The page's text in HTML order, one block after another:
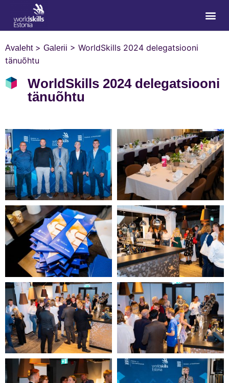
Avaleht> Galerii > WorldSkills 2024 delegatsiooni
tänuõhtu
WorldSkills 2024 delegatsiooni
tänuõhtu